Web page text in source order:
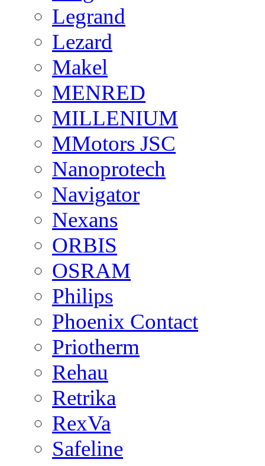
Legrand
Lezard
Makel
MENRED
MILLENIUM
MMotors JSC
Nanoprotech
Navigator
Nexans
ORBIS
OSRAM
Philips
Phoenix Contact
Priotherm
Rehau
Retrika
RexVa
Safeline